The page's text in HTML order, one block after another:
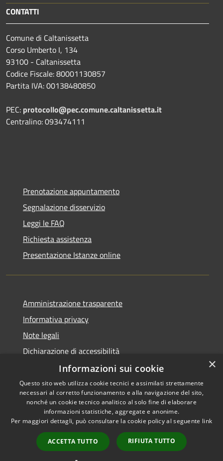
CONTATTI
Comune di Caltanissetta
Corso Umberto I, 134
93100 - Caltanissetta
Codice Fiscale: 80001130857
Partita IVA: 00138480850
PEC: protocollo@pec.comune.caltanissetta.it
Centralino: 093474111
Prenotazione appuntamento
Segnalazione disservizio
Leggi le FAQ
Richiesta assistenza
Presentazione Istanze online
Amministrazione trasparente
Informativa privacy
Note legali
Dichiarazione di accessibilità
Accessibilità
Privacy
Mappa del sito
Copyright © 2026 • Comune di
Caltanissetta • Powered by
Municipium•Accesso
redazione
×
Informazioni sui cookie
Questo sito web utilizza cookie tecnici e assimilati strettamente
necessari al corretto funzionamento e alla navigazione del sito,
nonché un cookie tecnico analitico al solo fine di elaborare
informazioni statistiche, aggregate e anonime.
Per maggiori dettagli, può consultare la cookie policy al seguente link
ACCETTA TUTTO RIFIUTA TUTTO